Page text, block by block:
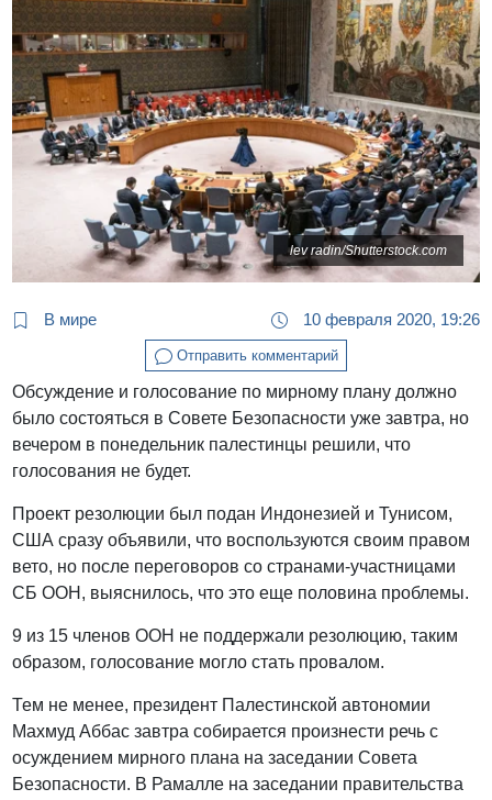
lev radin/Shutterstock.com
В мире 10 февраля 2020, 19:26
Отправить комментарий
Обсуждение и голосование по мирному плану должно
было состояться в Совете Безопасности уже завтра, но
вечером в понедельник палестинцы решили, что
голосования не будет.
Проект резолюции был подан Индонезией и Тунисом,
США сразу объявили, что воспользуются своим правом
вето, но после переговоров со странами-участницами
СБ ООН, выяснилось, что это еще половина проблемы.
9 из 15 членов ООН не поддержали резолюцию, таким
образом, голосование могло стать провалом.
Тем не менее, президент Палестинской автономии
Махмуд Аббас завтра собирается произнести речь с
осуждением мирного плана на заседании Совета
Безопасности. В Рамалле на заседании правительства